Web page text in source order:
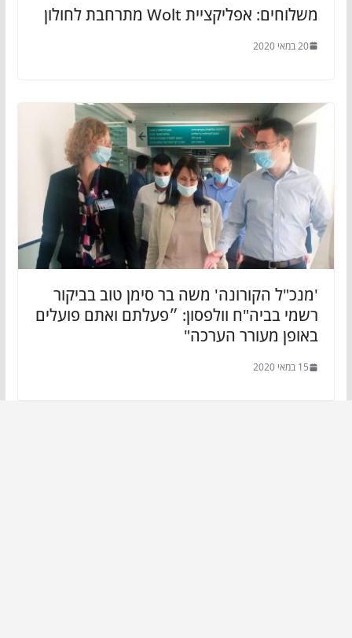
משלוחים: אפליקציית Wolt מתרחבת לחולון
20 במאי 2020
'מנכ"ל הקורונה' משה בר סימן טוב בביקור
רשמי בביה"ח וולפסון: ״פעלתם ואתם פועלים
באופן מעורר הערכה"
15 במאי 2020